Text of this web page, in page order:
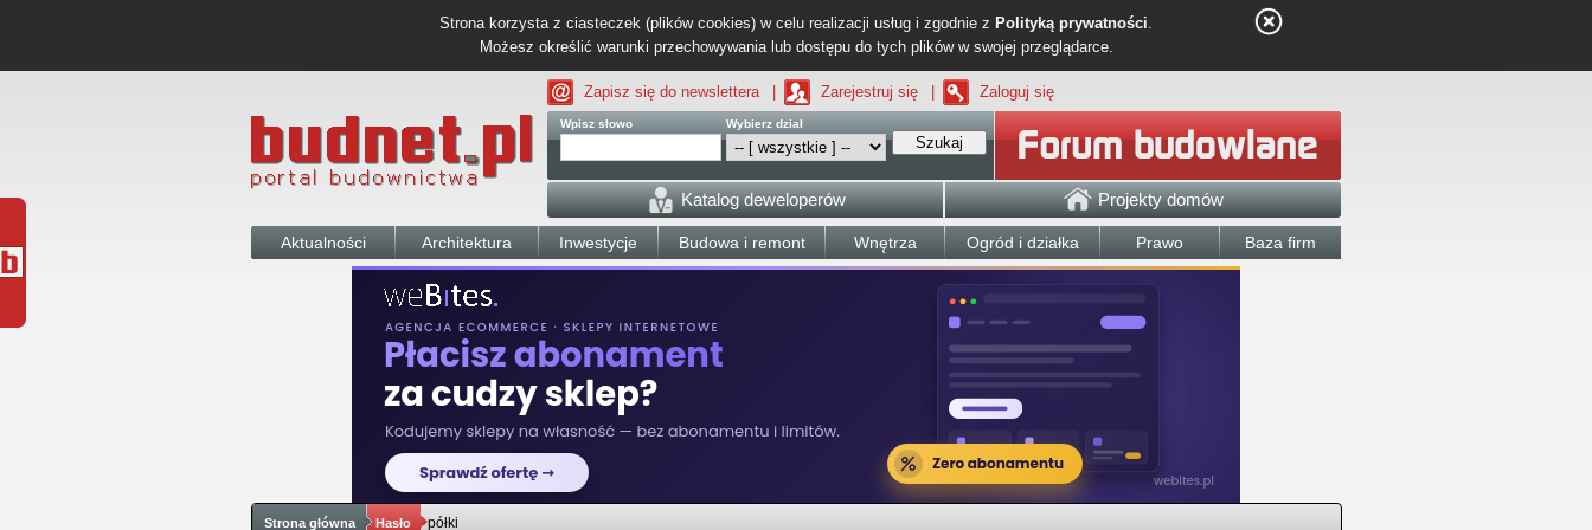
Strona korzysta z ciasteczek (plików cookies) w celu realizacji usług i zgodnie z Polityką prywatności.
Możesz określić warunki przechowywania lub dostępu do tych plików w swojej przeglądarce.
Zapisz się do newslettera Zarejestruj się Zaloguj się
Wpisz słowo Wybierz dział
Szukaj
Katalog deweloperów Projekty domów
Aktualności Architektura Inwestycje Budowa i remont Wnętrza Ogród i działka Prawo Baza firm
Strona główna Hasło półki